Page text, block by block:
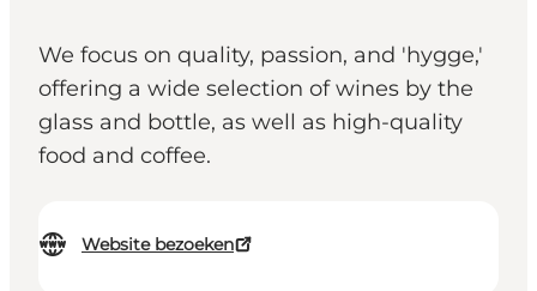
We focus on quality, passion, and 'hygge,'
offering a wide selection of wines by the
glass and bottle, as well as high-quality
food and coffee.
Website bezoeken